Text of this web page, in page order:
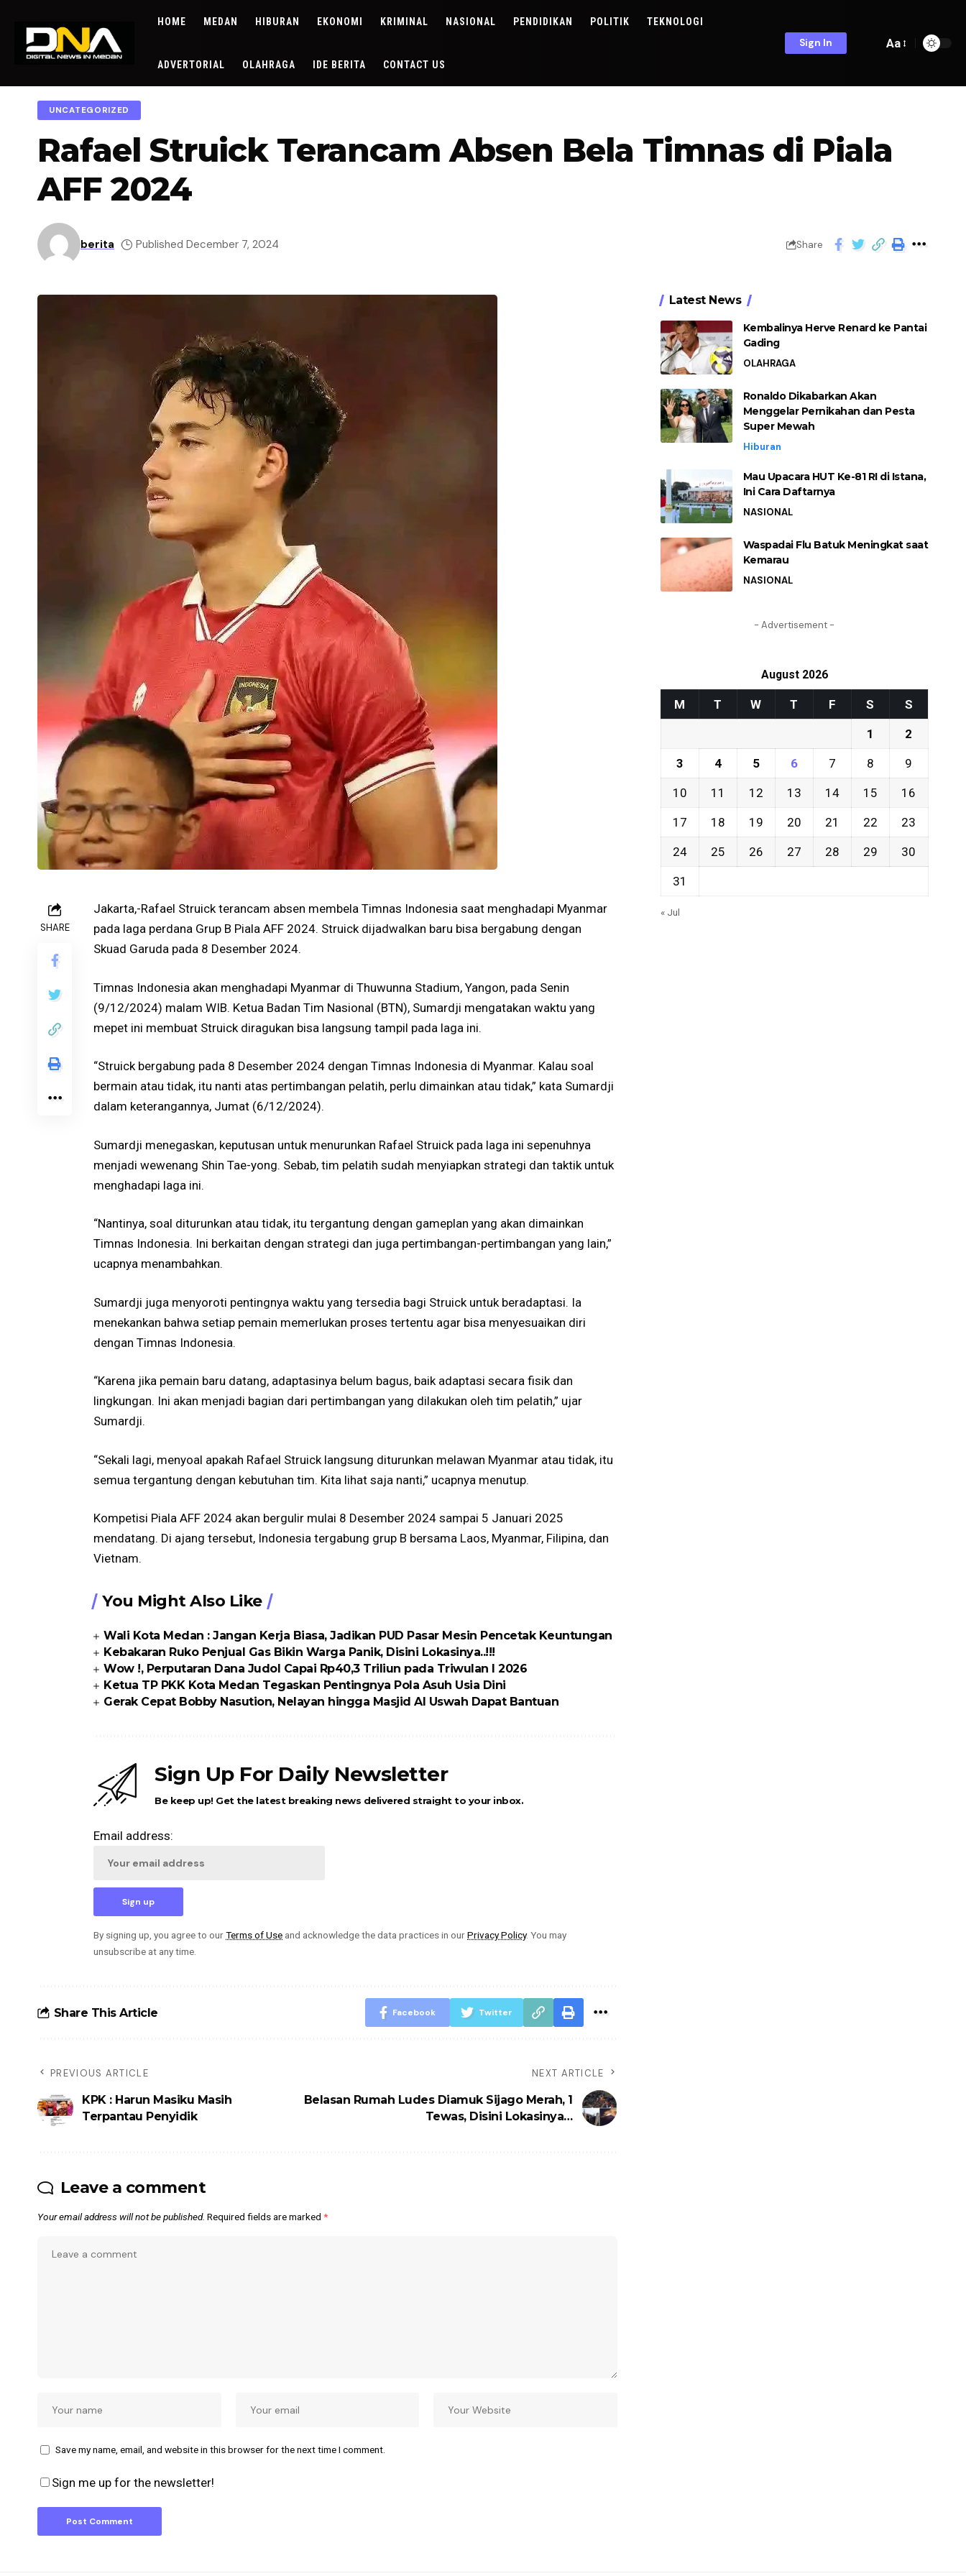
HOME MEDAN HIBURAN EKONOMI KRIMINAL NASIONAL PENDIDIKAN POLITIK TEKNOLOGI
ADVERTORIAL OLAHRAGA IDE BERITA CONTACT US
Sign In Aa
UNCATEGORIZED
Rafael Struick Terancam Absen Bela Timnas di Piala
AFF 2024
berita Published December 7, 2024 Share
SHARE
Jakarta,-Rafael Struick terancam absen membela Timnas Indonesia saat menghadapi Myanmar
pada laga perdana Grup B Piala AFF 2024. Struick dijadwalkan baru bisa bergabung dengan
Skuad Garuda pada 8 Desember 2024.
Timnas Indonesia akan menghadapi Myanmar di Thuwunna Stadium, Yangon, pada Senin
(9/12/2024) malam WIB. Ketua Badan Tim Nasional (BTN), Sumardji mengatakan waktu yang
mepet ini membuat Struick diragukan bisa langsung tampil pada laga ini.
“Struick bergabung pada 8 Desember 2024 dengan Timnas Indonesia di Myanmar. Kalau soal
bermain atau tidak, itu nanti atas pertimbangan pelatih, perlu dimainkan atau tidak,” kata Sumardji
dalam keterangannya, Jumat (6/12/2024).
Sumardji menegaskan, keputusan untuk menurunkan Rafael Struick pada laga ini sepenuhnya
menjadi wewenang Shin Tae-yong. Sebab, tim pelatih sudah menyiapkan strategi dan taktik untuk
menghadapi laga ini.
“Nantinya, soal diturunkan atau tidak, itu tergantung dengan gameplan yang akan dimainkan
Timnas Indonesia. Ini berkaitan dengan strategi dan juga pertimbangan-pertimbangan yang lain,”
ucapnya menambahkan.
Sumardji juga menyoroti pentingnya waktu yang tersedia bagi Struick untuk beradaptasi. Ia
menekankan bahwa setiap pemain memerlukan proses tertentu agar bisa menyesuaikan diri
dengan Timnas Indonesia.
“Karena jika pemain baru datang, adaptasinya belum bagus, baik adaptasi secara fisik dan
lingkungan. Ini akan menjadi bagian dari pertimbangan yang dilakukan oleh tim pelatih,” ujar
Sumardji.
“Sekali lagi, menyoal apakah Rafael Struick langsung diturunkan melawan Myanmar atau tidak, itu
semua tergantung dengan kebutuhan tim. Kita lihat saja nanti,” ucapnya menutup.
Kompetisi Piala AFF 2024 akan bergulir mulai 8 Desember 2024 sampai 5 Januari 2025
mendatang. Di ajang tersebut, Indonesia tergabung grup B bersama Laos, Myanmar, Filipina, dan
Vietnam.
You Might Also Like
Wali Kota Medan : Jangan Kerja Biasa, Jadikan PUD Pasar Mesin Pencetak Keuntungan
Kebakaran Ruko Penjual Gas Bikin Warga Panik, Disini Lokasinya..!!!
Wow !, Perputaran Dana Judol Capai Rp40,3 Triliun pada Triwulan I 2026
Ketua TP PKK Kota Medan Tegaskan Pentingnya Pola Asuh Usia Dini
Gerak Cepat Bobby Nasution, Nelayan hingga Masjid Al Uswah Dapat Bantuan
Sign Up For Daily Newsletter
Be keep up! Get the latest breaking news delivered straight to your inbox.
Email address:
By signing up, you agree to ourTerms of Use and acknowledge the data practices in ourPrivacy Policy. You may
unsubscribe at any time.
Share This Article Facebook Twitter
PREVIOUS ARTICLE
KPK : Harun Masiku Masih
Terpantau Penyidik
NEXT ARTICLE
Belasan Rumah Ludes Diamuk Sijago Merah, 1
Tewas, Disini Lokasinya…
Leave a comment
Your email address will not be published. Required fields are marked *
Save my name, email, and website in this browser for the next time I comment.
Sign me up for the newsletter!
Latest News
Kembalinya Herve Renard ke Pantai
Gading
OLAHRAGA
Ronaldo Dikabarkan Akan
Menggelar Pernikahan dan Pesta
Super Mewah
Hiburan
Mau Upacara HUT Ke-81 RI di Istana,
Ini Cara Daftarnya
NASIONAL
Waspadai Flu Batuk Meningkat saat
Kemarau
NASIONAL
- Advertisement -
August 2026
M T W T F S S
1 2
3 4 5 6 7 8 9
10 11 12 13 14 15 16
17 18 19 20 21 22 23
24 25 26 27 28 29 30
31
« Jul